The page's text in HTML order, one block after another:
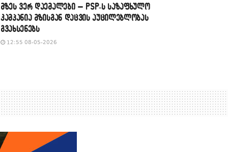
მზეს ვერ დაემალები – PSP-ს საზაფხულო
კამპანია მზისგან დაცვის აუცილებლობას
გვახსენებს
12:55 08-05-2026